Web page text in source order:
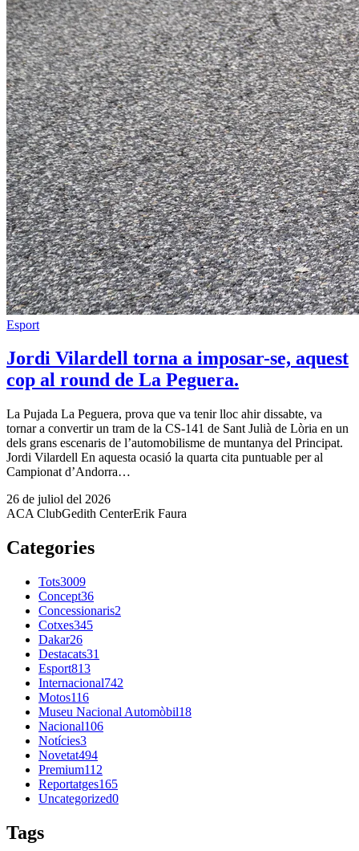
Esport
Jordi Vilardell torna a imposar-se, aquest
cop al round de La Peguera.
La Pujada La Peguera, prova que va tenir lloc ahir dissabte, va
tornar a convertir un tram de la CS-141 de Sant Julià de Lòria en un
dels grans escenaris de l’automobilisme de muntanya del Principat.
Jordi Vilardell En aquesta ocasió la quarta cita puntuable per al
Campionat d’Andorra…
26 de juliol del 2026
ACA ClubGedith CenterErik Faura
Categories
Tots3009
Concept36
Concessionaris2
Cotxes345
Dakar26
Destacats31
Esport813
Internacional742
Motos116
Museu Nacional Automòbil18
Nacional106
Notícies3
Novetat494
Premium112
Reportatges165
Uncategorized0
Tags